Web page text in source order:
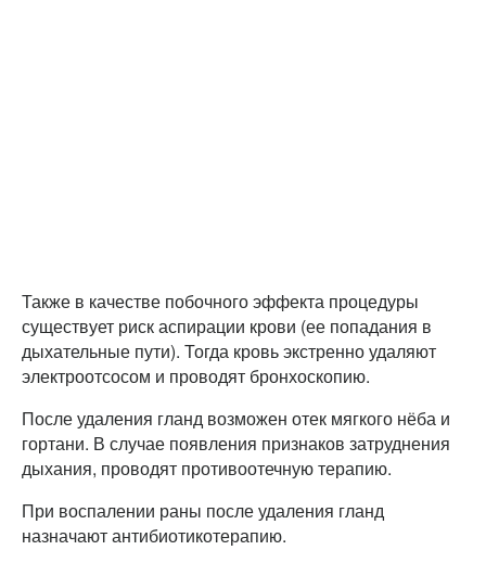
Также в качестве побочного эффекта процедуры
существует риск аспирации крови (ее попадания в
дыхательные пути). Тогда кровь экстренно удаляют
электроотсосом и проводят бронхоскопию.
После удаления гланд возможен отек мягкого нёба и
гортани. В случае появления признаков затруднения
дыхания, проводят противоотечную терапию.
При воспалении раны после удаления гланд
назначают антибиотикотерапию.